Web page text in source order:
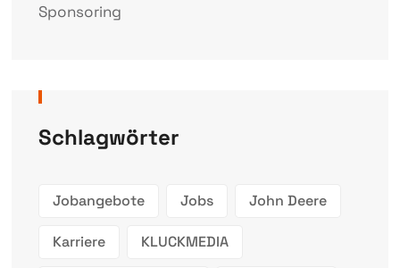
Sponsoring
Schlagwörter
Jobangebote Jobs John Deere
Karriere KLUCKMEDIA